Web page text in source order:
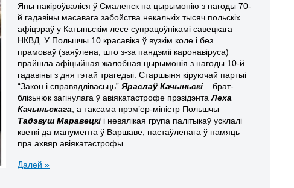
Яны накіроўваліся ў Смаленск на цырымонію з нагоды 70-
й гадавіны масавага забойства некалькіх тысяч польскіх
афіцэраў у Катыньскім лесе супрацоўнікамі савецкага
НКВД. У Польшчы 10 красавіка ў вузкім коле і без
прамоваў (заяўлена, што з-за пандэміі каронавіруса)
прайшла афіцыйная жалобная цырымонія з нагоды 10-й
гадавіны з дня гэтай трагедыі. Старшыня кіруючай партыі
“Закон і справядлівасьць”Яраслаў Качыньскі – брат-
блізьнюк загінулага ў авіякатастрофе прэзідэнтаЛеха
Качыньскага , а таксама прэм’ер-міністр Польшчы
Тадэвуш Маравецкі і невялікая група палітыкаў усклалі
кветкі да манумента ў Варшаве, пастаўленага ў памяць
пра ахвяр авіякатастрофы.
Далей »